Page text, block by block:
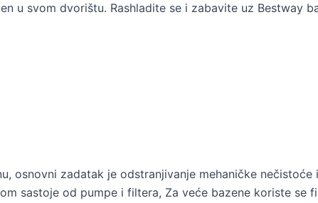
u svom dvorištu. Rashladite se i zabavite uz Bestway
osnovni zadatak je odstranjivanje mehaničke
sastoje od pumpe i filtera, Za veće bazene koriste se